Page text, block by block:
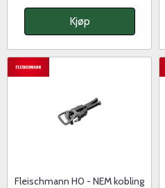
Kjøp
Fleischmann H0 - NEM kobling